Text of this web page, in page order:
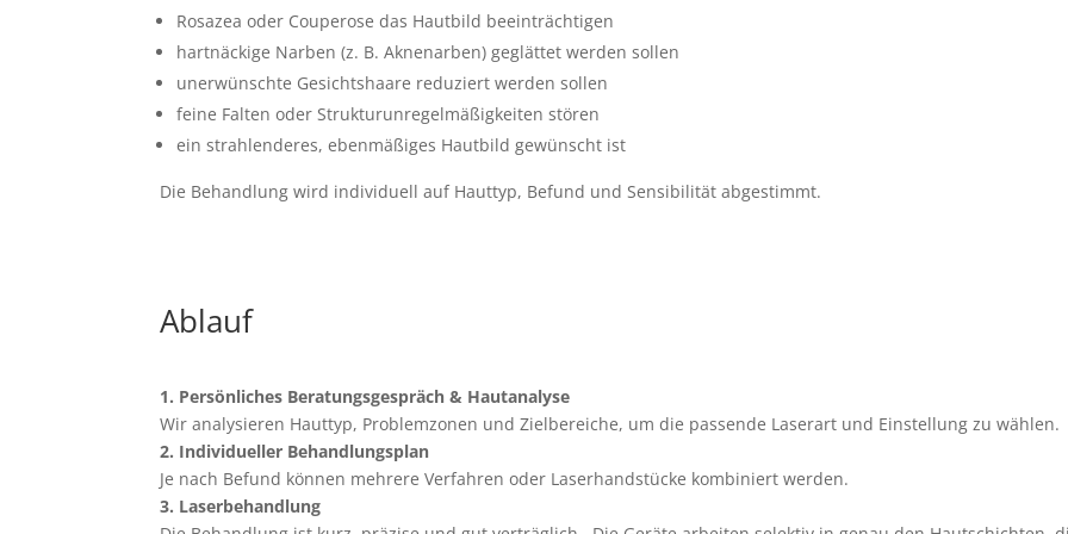
Rosazea oder Couperose das Hautbild beeinträchtigen
hartnäckige Narben (z. B. Aknenarben) geglättet werden sollen
unerwünschte Gesichtshaare reduziert werden sollen
feine Falten oder Strukturunregelmäßigkeiten stören
ein strahlenderes, ebenmäßiges Hautbild gewünscht ist
Die Behandlung wird individuell auf Hauttyp, Befund und Sensibilität abgestimmt.
Ablauf
1. Persönliches Beratungsgespräch & Hautanalyse
Wir analysieren Hauttyp, Problemzonen und Zielbereiche, um die passende Laserart und Einstellung zu wählen.
2. Individueller Behandlungsplan
Je nach Befund können mehrere Verfahren oder Laserhandstücke kombiniert werden.
3. Laserbehandlung